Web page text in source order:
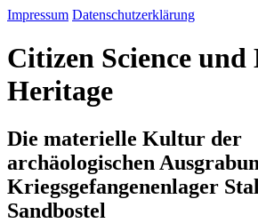
Impressum Datenschutzerklärung
Citizen Science
Heritage
Die materielle Kultur der
archäologischen
Kriegsgefangenenlager
Sandbostel